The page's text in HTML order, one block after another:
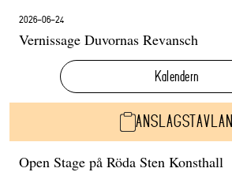
2026-06-24
Vernissage Duvornas Revansch
Kalendern
ANSLAGSTAVLAN
Open Stage på Röda Sten Konsthall